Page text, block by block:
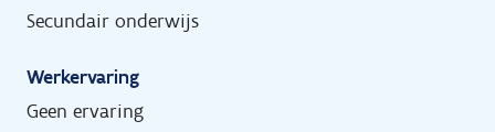
Secundair onderwijs
Werkervaring
Geen ervaring